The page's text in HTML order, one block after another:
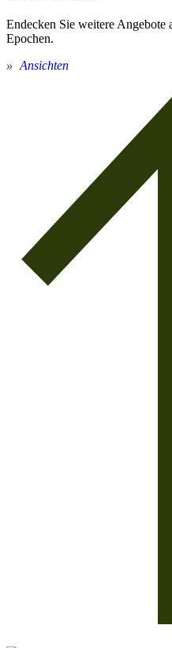
Endecken Sie weitere Angebote
Epochen.
Ansichten